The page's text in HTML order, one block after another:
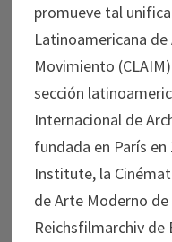
promueve tal
Latinoamericana
Movimiento
sección
Internacional de
fundada en París
Institute, la
de Arte Moderno de
Reichsfilmarchiv de